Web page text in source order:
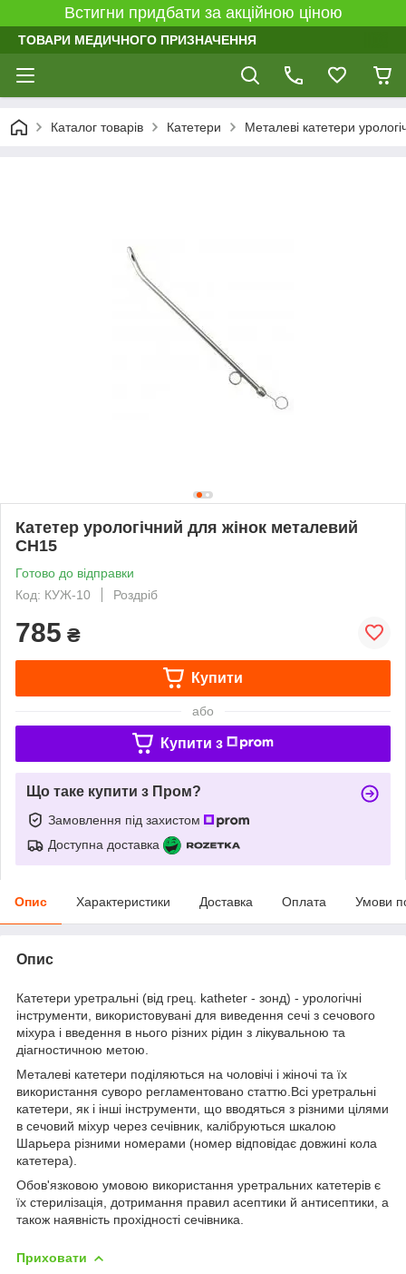
Встигни придбати за акційною ціною
ТОВАРИ МЕДИЧНОГО ПРИЗНАЧЕННЯ
Каталог товарів Катетери Металеві катетери
Катетер урологічний для жінок металевий
СН15
Готово до відправки
Код: КУЖ-10
Роздріб
785 ₴
Купити
або
Купити з
Що таке купити з Пром?
Замовлення під захистом
Доступна доставка
Опис Характеристики Доставка Оплата Умови
Опис
Катетери уретральні (від грец. katheter - зонд) - урологічні
інструменти, використовувані для виведення сечі з сечового
міхура і введення в нього різних рідин з лікувальною та
діагностичною метою.
Металеві катетери поділяються на чоловічі і жіночі та їх
використання суворо регламентовано статтю.Всі уретральні
катетери, як і інші інструменти, що вводяться з різними цілями
в сечовий міхур через сечівник, калібруються шкалою
Шарьера різними номерами (номер відповідає довжині кола
катетера).
Обов'язковою умовою використання уретральних катетерів є
їх стерилізація, дотримання правил асептики й антисептики, а
також наявність прохідності сечівника.
Приховати